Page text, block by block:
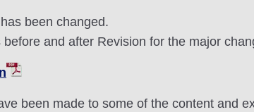
been changed.
and after Revision for the major
been made to some of the content and